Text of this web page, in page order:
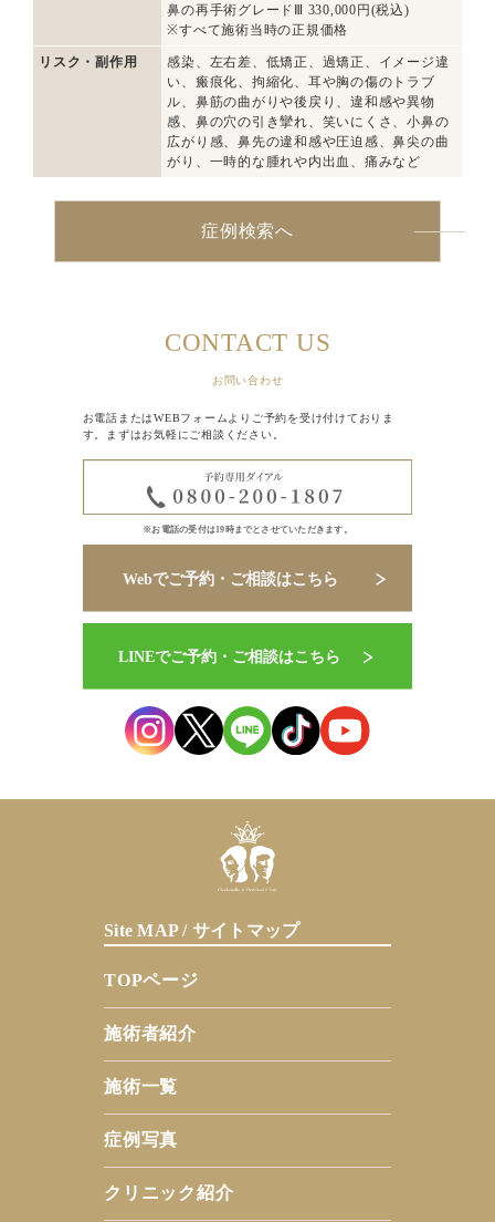
鼻の再手術グレードⅢ 330,000円(税込)
※すべて施術当時の正規価格
リスク・副作用
感染、左右差、低矯正、過矯正、イメージ違
い、瘢痕化、拘縮化、耳や胸の傷のトラブ
ル、鼻筋の曲がりや後戻り、違和感や異物
感、鼻の穴の引き攣れ、笑いにくさ、小鼻の
広がり感、鼻先の違和感や圧迫感、鼻尖の曲
がり、一時的な腫れや内出血、痛みなど
症例検索へ
CONTACT US
お問い合わせ
お電話またはWEBフォームよりご予約を受け付けておりま
す。まずはお気軽にご相談ください。
※お電話の受付は19時までとさせていただきます。
Site MAP / サイトマップ
TOPページ
施術者紹介
施術一覧
症例写真
クリニック紹介